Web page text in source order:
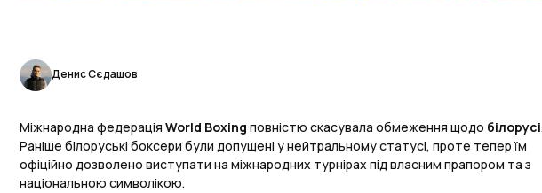
Денис Сєдашов
Міжнародна федерація World Boxing повністю скасувала обмеження щодо білорусі.
Раніше білоруські боксери були допущені у нейтральному статусі, проте тепер їм
офіційно дозволено виступати на міжнародних турнірах під власним прапором та з
національною символікою.